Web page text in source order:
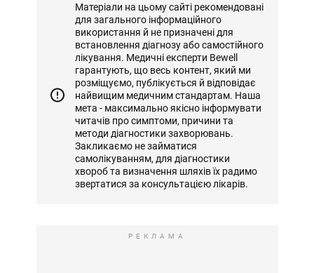
Матеріали на цьому сайті рекомендовані
для загального інформаційного
використання й не призначені для
встановлення діагнозу або самостійного
лікування. Медичні експерти Bewell
гарантують, що весь контент, який ми
розміщуємо, публікується й відповідає
найвищим медичним стандартам. Наша
мета - максимально якісно інформувати
читачів про симптоми, причини та
методи діагностики захворювань.
Закликаємо не займатися
самолікуванням, для діагностики
хвороб та визначення шляхів їх радимо
звертатися за консультацією лікарів.
РЕКЛАМА